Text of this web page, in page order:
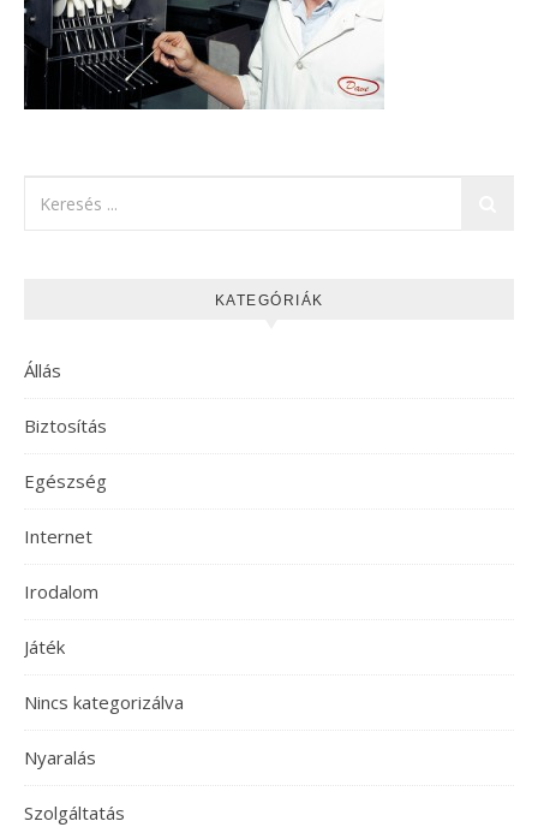
KATEGÓRIÁK
Állás
Biztosítás
Egészség
Internet
Irodalom
Játék
Nincs kategorizálva
Nyaralás
Szolgáltatás